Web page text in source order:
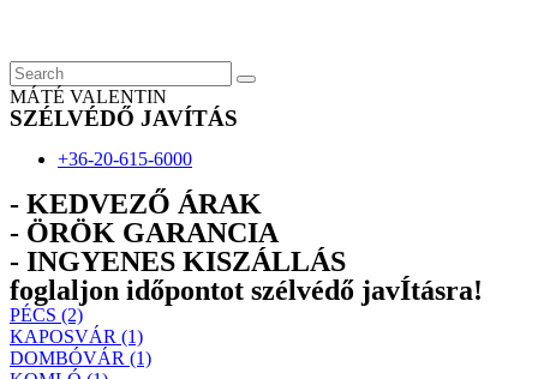
content
MÁTÉ VALENTIN
SZÉLVÉDŐ JAVÍTÁS
+36-20-615-6000
- KEDVEZŐ ÁRAK
- ÖRÖK GARANCIA
- INGYENES KISZÁLLÁS
foglaljon időpontot szélvédő javÍtásra!
PÉCS (2)
KAPOSVÁR (1)
DOMBÓVÁR (1)